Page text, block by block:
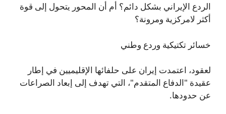
الردع الإيراني بشكل دائم؟ أم أن المحور يتحول إلى قوة
أكثر لامركزية ومرونة؟
خسائر تكتيكية وردع وطني
لعقود، اعتمدت إيران على حلفائها الإقليميين في إطار
عقيدة "الدفاع المتقدم"، التي تهدف إلى إبعاد الصراعات
عن حدودها.